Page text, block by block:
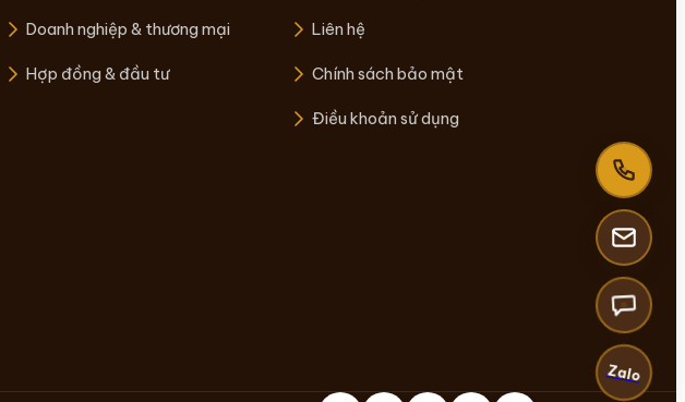
Doanh nghiệp & thương mại
Hợp đồng & đầu tư
Liên hệ
Chính sách bảo mật
Điều khoản sử dụng